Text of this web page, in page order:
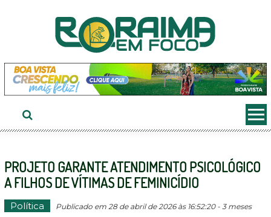
PROJETO GARANTE ATENDIMENTO PSICOLÓGICO
A FILHOS DE VÍTIMAS DE FEMINICÍDIO
Política
Publicado em 28 de abril de 2026 às 16:52:20 - 3 meses